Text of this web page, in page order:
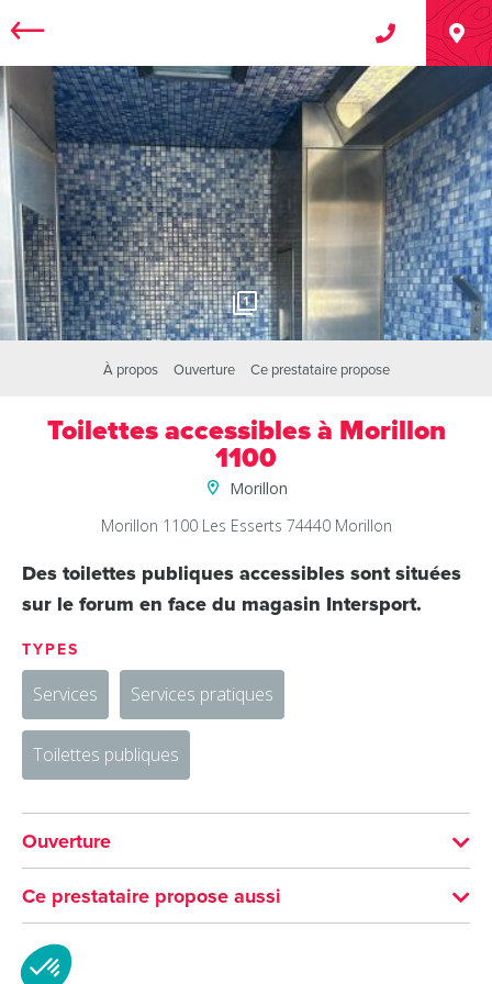
1
À propos Ouverture Ce prestataire propose
Toilettes accessibles à Morillon
1100
Morillon
Morillon 1100 Les Esserts 74440 Morillon
Des toilettes publiques accessibles sont situées
sur le forum en face du magasin Intersport.
TYPES
Services Services pratiques
Toilettes publiques
Ouverture
Du 01/07 au 31/08 tous les jours.
Du 20/12 au 22/04 tous les jours.
Ce prestataire propose aussi